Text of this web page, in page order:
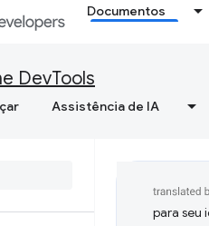
Documentos
DevTools
Assistência de IA
da Web
para seu